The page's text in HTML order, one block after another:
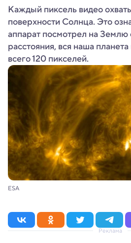
Каждый пиксель видео
поверхности Солнца. Это
аппарат посмотрел на Землю
расстояния, вся наша
всего 120 пикселей.
ESA
Реклама